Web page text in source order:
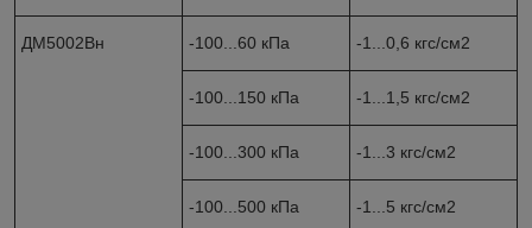
ДМ5002Вн -100...60 кПа -1...0,6 кгс/см2
-100...150 кПа -1...1,5 кгс/см2
-100...300 кПа -1...3 кгс/см2
-100...500 кПа -1...5 кгс/см2